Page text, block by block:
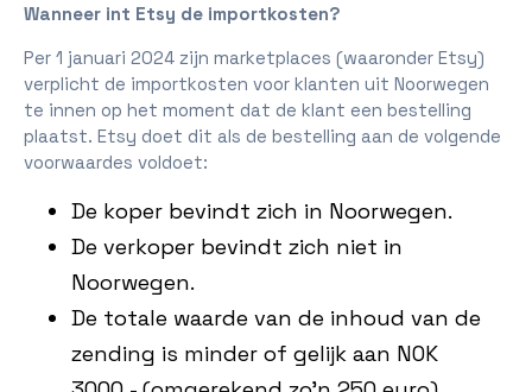
Wanneer int Etsy de importkosten?
Per 1 januari 2024 zijn marketplaces (waaronder Etsy)
verplicht de importkosten voor klanten uit Noorwegen
te innen op het moment dat de klant een bestelling
plaatst. Etsy doet dit als de bestelling aan de volgende
voorwaardes voldoet:
De koper bevindt zich in Noorwegen.
De verkoper bevindt zich niet in
Noorwegen.
De totale waarde van de inhoud van de
zending is minder of gelijk aan NOK